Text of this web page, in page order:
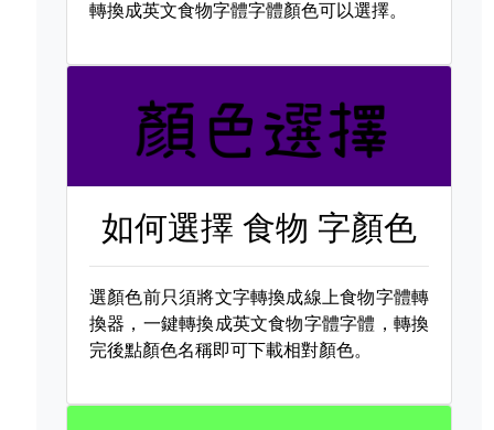
轉換成英文食物字體字體顏色可以選擇。
如何選擇食物 字顏色
選顏色前只須將文字轉換成線上食物字體轉
換器，一鍵轉換成英文食物字體字體，轉換
完後點顏色名稱即可下載相對顏色。